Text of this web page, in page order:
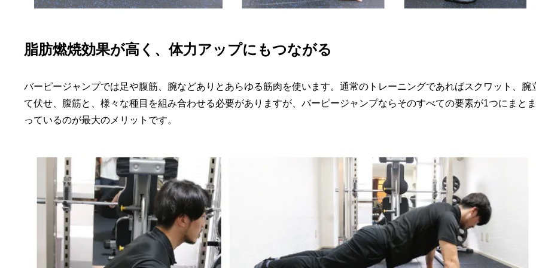
脂肪燃焼効果が高く、体力アップにもつながる
バーピージャンプでは足や腹筋、腕などありとあらゆる筋肉を使います。通常のトレーニングであればスクワット、腕
て伏せ、腹筋と、様々な種目を組み合わせる必要がありますが、バーピージャンプならそのすべての要素が1つにまとま
っているのが最大のメリットです。